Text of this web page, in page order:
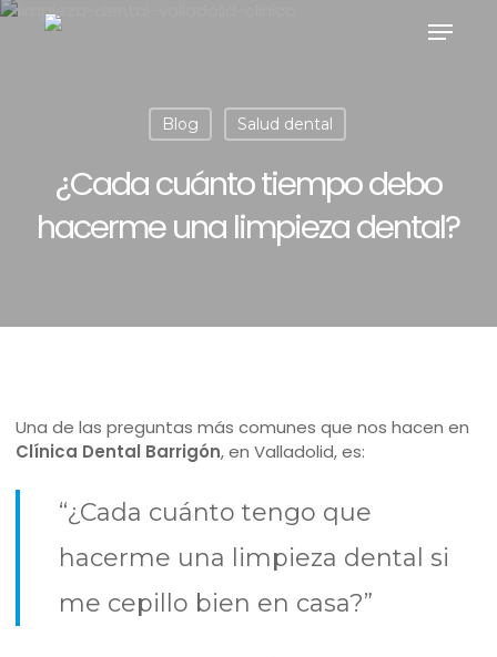
Skip
Menu
Blog Salud dental
¿Cada cuánto tiempo debo
hacerme una limpieza dental?
Una de las preguntas más comunes que nos hacen en
Clínica Dental Barrigón, en Valladolid, es:
“¿Cada cuánto tengo que
hacerme una limpieza dental si
me cepillo bien en casa?”